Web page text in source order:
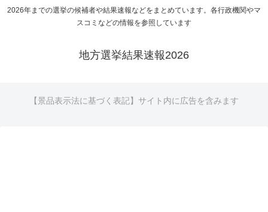
2026年までの選挙の候補者や結果速報などをまとめています。各行政機関やマ
スコミなどの情報を参照しています
地方選挙結果速報2026
【景品表示法に基づく表記】サイト内に広告を含みます